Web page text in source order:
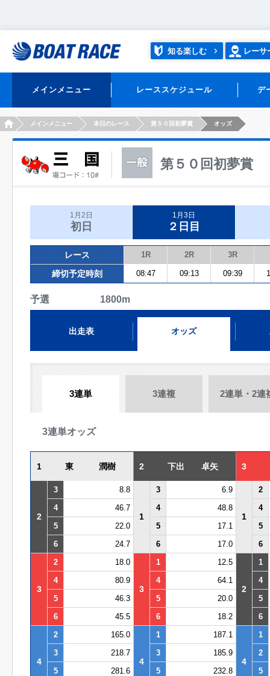
知る楽しむ レーサ
メインメニュー レーススケジュール デ
HOMEメインメニュー 本日のレース 第５０回初夢賞 オッズ
第５０回初夢賞
1月2日
初日
1月3日
２日目
レース 1R 2R 3R
締切予定時刻 08:47 09:13 09:39
予選 1800m
出走表 オッズ
3連単 3連複 2連単・2連
3連単オッズ
1 東 潤樹 2 下出 卓矢 3
2
3 8.8
1
3 6.9
1
2
4
46.7 4 48.8
4
5
22.0 5 17.1
5
6
24.7 6 17.0 6
3
2 18.0
3
1 12.5
2
1
4
80.9 4 64.1
4
5
46.3 5 20.0
5
6
45.5 6 18.2 6
4
2 165.0
4
1 187.1
4
1
3
218.7 3 185.9
2
5
281.6 5 232.8
5